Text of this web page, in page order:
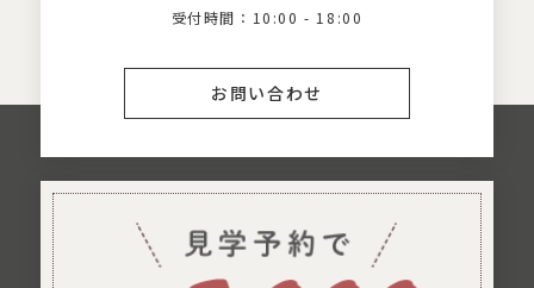
受付時間：10:00 - 18:00
お問い合わせ